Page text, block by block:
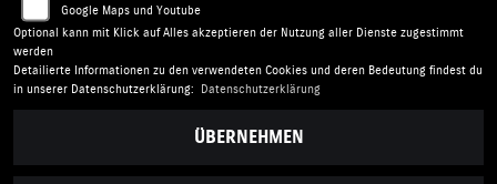
AGB |Impressum
Barrierefreiheit |Batterieverordnung
Google Maps und Youtube
Optional kann mit Klick auf Alles akzeptieren der Nutzung aller Dienste zugestimmt
werden
Detailierte Informationen zu den verwendeten Cookies und deren Bedeutung findest du
in unserer Datenschutzerklärung:
Datenschutzerklärung
ÜBERNEHMEN